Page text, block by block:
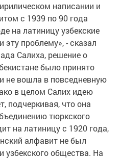
написании и
с 1939 по 90 года
на латиницу узбекские
эту проблему», - сказал
Салиха, решение о
было принято
не вошла в повседневную
в целом Салих идею
подчеркивая, что она
тюркского
на латиницу с 1920 года,
алфавит не был
узбекского общества. На